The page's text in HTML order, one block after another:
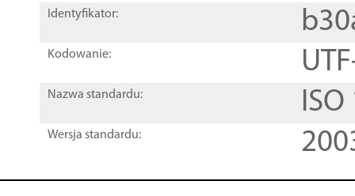
Identyfikator:
Kodowanie:
Nazwa standardu:
Wersja standardu: